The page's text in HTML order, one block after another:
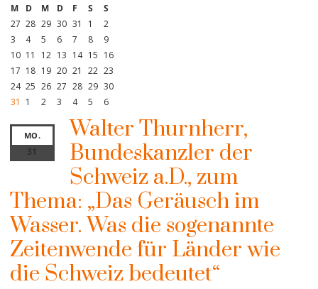
M
D M D F S
S
27 28 29 30 31 1
2
3
4 5 6 7 8
9
10 11 12 13 14 15 16
17 18 19 20 21 22 23
24 25 26 27 28 29 30
31
1 2 3 4 5 6
MO.
31
Walter Thurnherr,
Bundeskanzler der
Schweiz a.D., zum
Thema: „Das Geräusch im
Wasser. Was die sogenannte
Zeitenwende für Länder wie
die Schweiz bedeutet“